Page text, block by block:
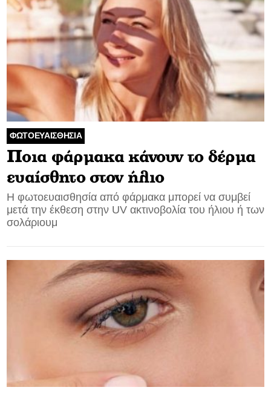
ΦΩΤΟΕΥΑΙΣΘΗΣΙΑ
Ποια φάρμακα κάνουν το δέρμα
ευαίσθητο στον ήλιο
Η φωτοευαισθησία από φάρμακα μπορεί να συμβεί
μετά την έκθεση στην UV ακτινοβολία του ήλιου ή των
σολάριουμ